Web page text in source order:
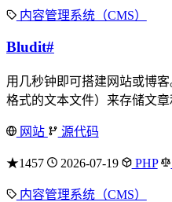
内容管理系统（CMS）
Bludit#
用几秒钟即可搭建网站或博
格式的文本文件）来存储文章
网站 源代码
★1457 2026-07-19 PHP
内容管理系统（CMS）